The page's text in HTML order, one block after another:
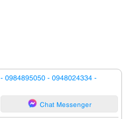
- 0984895050 - 0948024334 -
Chat Messenger